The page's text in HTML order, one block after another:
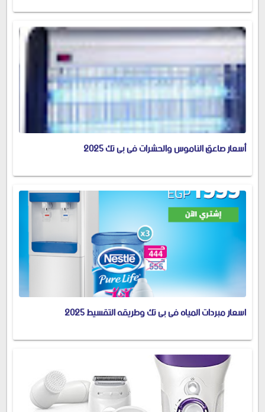
أسعار صاعق الناموس والحشرات فى بى تك 2025
اسعار مبردات المياه فى بى تك وطريقه التقسيط 2025